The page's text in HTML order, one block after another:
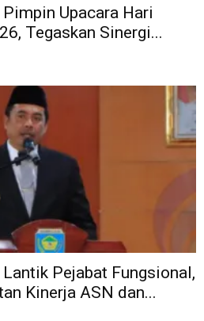
Upacara Hari
Tegaskan Sinergi...
Pejabat Fungsional,
Kinerja ASN dan...